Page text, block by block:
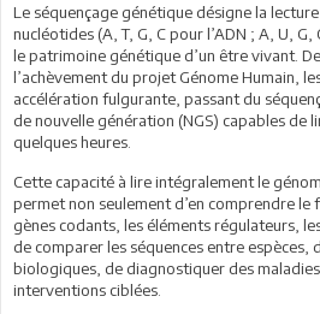
Le séquençage génétique désigne la
nucléotides (A, T, G, C pour l’ADN ; A, U,
le patrimoine génétique d’un être vivant.
l’achèvement du projet Génome Humain,
accélération fulgurante, passant du
de nouvelle génération (NGS) capables de
quelques heures.
Cette capacité à lire intégralement le
permet non seulement d’en comprendre
gènes codants, les éléments régulateurs,
de comparer les séquences entre espèces,
biologiques, de diagnostiquer des
interventions ciblées.